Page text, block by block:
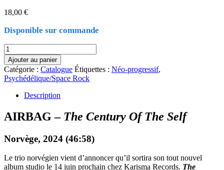
18,00 €
Disponible sur commande
quantité
de
AIRBAG
-
The
Century
The
Self
Ajouter au panier
Catégorie : Catalogue Étiquettes : Néo-progressif,
Psychédélique/Space Rock
Description
AIRBAG – The Century Of The Self
Norvège, 2024 (46:58)
Le trio norvégien vient d’annoncer qu’il sortira son tout nouvel
album studio le 14 juin prochain chez Karisma Records. The